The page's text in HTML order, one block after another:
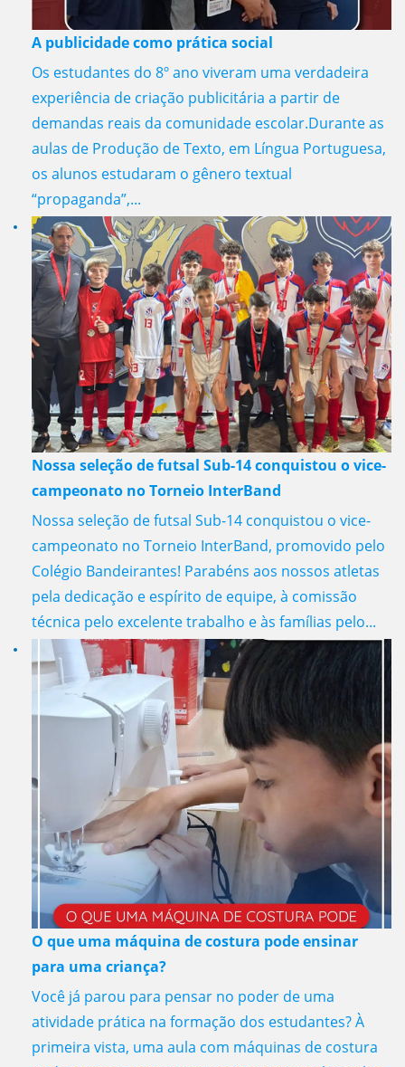
A publicidade como prática social
Os estudantes do 8º ano viveram uma verdadeira
experiência de criação publicitária a partir de
demandas reais da comunidade escolar.Durante as
aulas de Produção de Texto, em Língua Portuguesa,
os alunos estudaram o gênero textual
“propaganda”,...
Nossa seleção de futsal Sub-14 conquistou o vice-
campeonato no Torneio InterBand
Nossa seleção de futsal Sub-14 conquistou o vice-
campeonato no Torneio InterBand, promovido pelo
Colégio Bandeirantes! Parabéns aos nossos atletas
pela dedicação e espírito de equipe, à comissão
técnica pelo excelente trabalho e às famílias pelo...
O que uma máquina de costura pode ensinar
para uma criança?
Você já parou para pensar no poder de uma
atividade prática na formação dos estudantes? À
primeira vista, uma aula com máquinas de costura